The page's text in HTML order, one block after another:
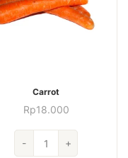
Carrot
Rp18.000
-
Carrot
+